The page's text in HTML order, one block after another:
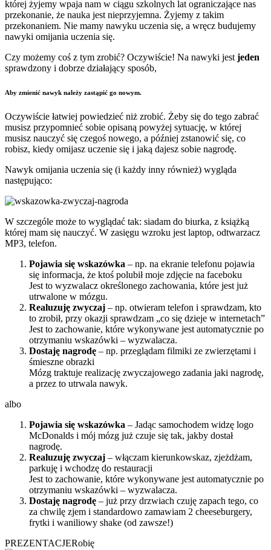
której żyjemy wpaja nam w ciągu szkolnych lat ograniczające nas
przekonanie, że nauka jest nieprzyjemna. Żyjemy z takim
przekonaniem. Nie mamy nawyku uczenia się, a wręcz budujemy
nawyki omijania uczenia się.
Czy możemy coś z tym zrobić? Oczywiście! Na nawyki jest jeden
sprawdzony i dobrze działający sposób,
Aby zmienić nawyk należy zastąpić go nowym.
Oczywiście łatwiej powiedzieć niż zrobić. Żeby się do tego zabrać
musisz przypomnieć sobie opisaną powyżej sytuację, w której
musisz nauczyć się czegoś nowego, a później zstanowić się, co
robisz, kiedy omijasz uczenie się i jaką dajesz sobie nagrodę.
Nawyk omijania uczenia się (i każdy inny również) wygląda
następująco:
W szczególe może to wyglądać tak: siadam do biurka, z książką
której mam się nauczyć. W zasięgu wzroku jest laptop, odtwarzacz
MP3, telefon.
Pojawia się wskazówka – np. na ekranie telefonu pojawia
się informacja, że ktoś polubił moje zdjęcie na faceboku
Jest to wyzwalacz określonego zachowania, które jest już
utrwalone w mózgu.
Realuzuję zwyczaj – np. otwieram telefon i sprawdzam, kto
to zrobił, przy okazji sprawdzam „co się dzieje w internetach”
Jest to zachowanie, które wykonywane jest automatycznie po
otrzymaniu wskazówki – wyzwalacza.
Dostaję nagrodę – np. przeglądam filmiki ze zwierzętami i
śmieszne obrazki
Mózg traktuje realizację zwyczajowego zadania jaki nagrodę,
a przez to utrwala nawyk.
albo
Pojawia się wskazówka – Jadąc samochodem widzę logo
McDonalds i mój mózg już czuje się tak, jakby dostał
nagrodę.
Realuzuję zwyczaj – włączam kierunkowskaz, zjeżdżam,
parkuję i wchodzę do restauracji
Jest to zachowanie, które wykonywane jest automatycznie po
otrzymaniu wskazówki – wyzwalacza.
Dostaję nagrodę – już przy drzwiach czuję zapach tego, co
za chwilę zjem i standardowo zamawiam 2 cheeseburgery,
frytki i waniliowy shake (od zawsze!)
PREZENTACJERobię